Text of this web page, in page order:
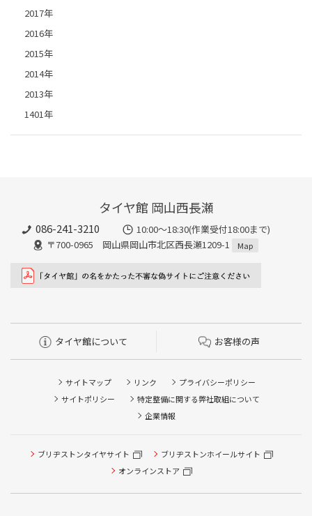
2017年
2016年
2015年
2014年
2013年
1401年
タイヤ館 岡山西長瀬
086-241-3210
10:00〜18:30(作業受付18:00まで)
〒700-0965 岡山県岡山市北区西長瀬1209-1
Map
タイヤ館について お客様の声
サイトマップ リンク
プライバシーポリシー
サイトポリシー
特定整備に関する弊社取組について
企業情報
ブリヂストンタイヤサイト
ブリヂストンホイールサイト
オンラインストア
タイヤ点検・安全点検/タイヤ履き替え/オイル交換/その他
ピット作業の予約